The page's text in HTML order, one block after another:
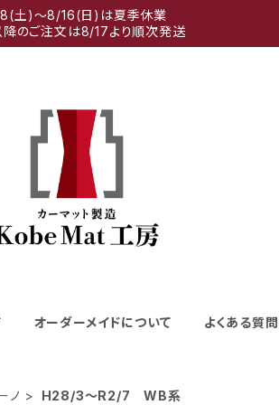
土)～8/16(日)は夏季休業
のご注文は8/17より順次発送
オーダーメイドについて よくある質問
ノ H28/3～R2/7 WB系